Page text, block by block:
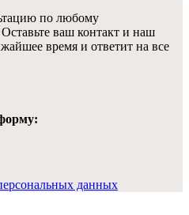
по любому
ваш контакт и наш
время и ответит на все
данных